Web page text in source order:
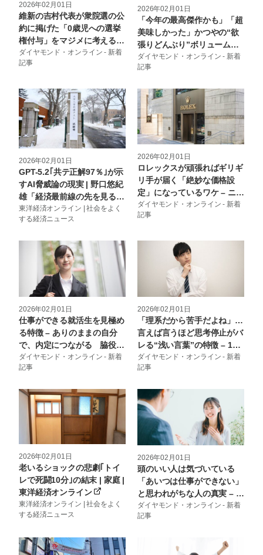
2026年02月01日
維新の吉村代表が衆院選の公
約に掲げた「0歳児への選挙
権付与」をマジメに考える –
ニュースな本
ダイヤモンド・オンライン - 新着
記事
2026年02月01日
「今年の最高傑作かも」「超
美味しかった」かつやの“欲
張りどんぶり”ボリュームが
凄くておなかパンパン！「小
学生が考えたようなメニュー
めし!!
ダイヤモンド・オンライン - 新着
記事
2026年02月01日
GPT-5.2｢共テ正解97％｣が示
すAI脅威論の現実 | 野口悠紀
雄「経済最前線の先を見る」
| 東洋経済オンライン
東洋経済オンライン | 社会をよく
する経済ニュース
2026年02月01日
ロレックスが頑張ればギリギ
リ手が届く「絶妙な価格設
定」になっているワケ – ニュ
ースな本
ダイヤモンド・オンライン - 新着
記事
2026年02月01日
仕事ができる就活生を見極め
る特徴 – ありのままの自分
で、内定につながる 脇役さ
んの就活攻略書
ダイヤモンド・オンライン - 新着
記事
2026年02月01日
「理系だから苦手だよね」…
言えば言うほど思考停止がバ
レる“浅い言葉”の特徴 – 1メ
ッセージ 究極にシンプルな
伝え方
ダイヤモンド・オンライン - 新着
記事
2026年02月01日
老いるショックの悲劇｢トイ
レで死闘10分｣の結末 | 家庭 |
東洋経済オンライン
東洋経済オンライン | 社会をよく
する経済ニュース
2026年02月01日
頭のいい人は気づいている
「あいつは仕事ができない」
と思われがちな人の真実 – 組
織の違和感 結局、リーダー
は何を変えればいいのか？
ダイヤモンド・オンライン - 新着
記事